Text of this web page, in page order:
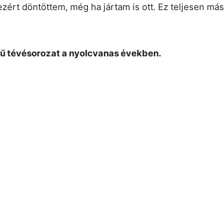
döntöttem, még ha jártam is ott. Ez teljesen más
tévésorozat a nyolcvanas években.